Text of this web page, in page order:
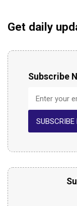
Get daily
Subscribe
SUBSCRIBE